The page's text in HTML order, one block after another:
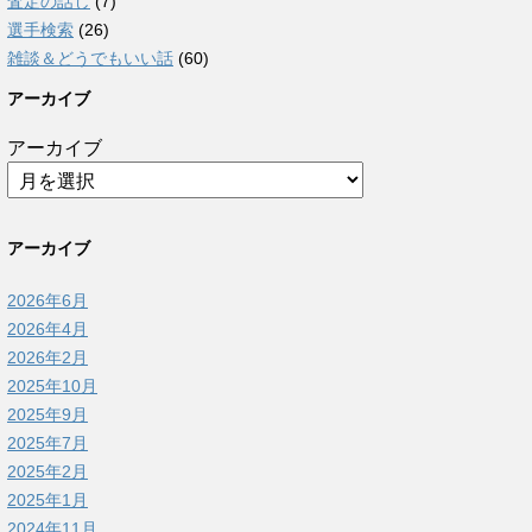
選手検索 (26)
雑談＆どうでもいい話 (60)
アーカイブ
アーカイブ
アーカイブ
2026年6月
2026年4月
2026年2月
2025年10月
2025年9月
2025年7月
2025年2月
2025年1月